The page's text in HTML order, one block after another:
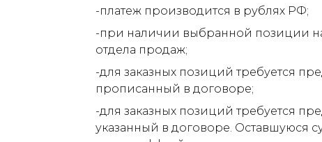
-платеж производится в рублях РФ;
-при наличии выбранной позиции
отдела продаж;
-для заказных позиций требуется
прописанный в договоре;
-для заказных позиций требуется
указанный в договоре. Оставшуюся